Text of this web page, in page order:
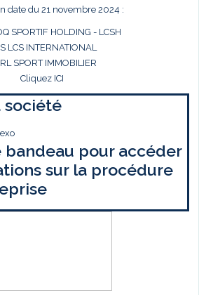
date du 21 novembre 2024 :
SPORTIF HOLDING - LCSH
LCS INTERNATIONAL
SPORT IMMOBILIER
Cliquez ICI
société
bandeau pour accéder
sur la procédure